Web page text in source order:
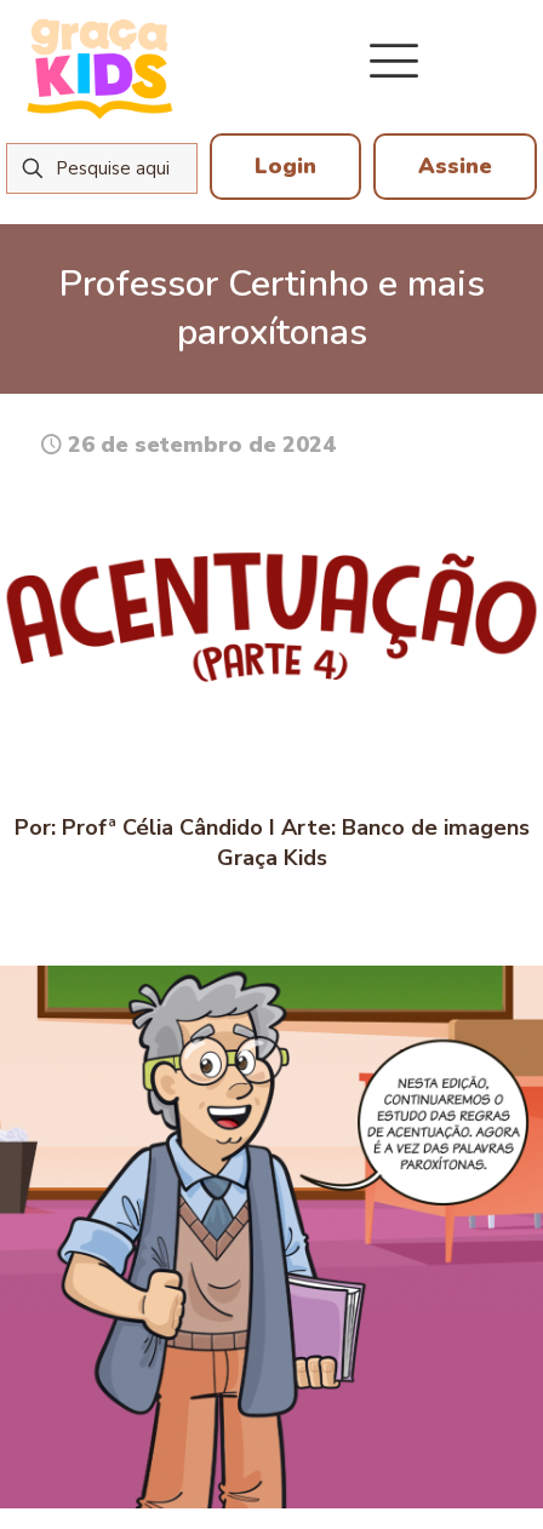
Login Assine
Professor Certinho e mais
paroxítonas
26 de setembro de 2024
Por: Profª Célia Cândido I Arte: Banco de imagens
Graça Kids